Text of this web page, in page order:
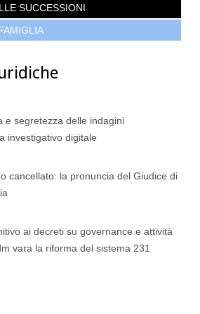
SUCCESSIONI
e segretezza delle indagini
investigativo digitale
cancellato: la pronuncia del Giudice di
ai decreti su governance e attività
vara la riforma del sistema 231